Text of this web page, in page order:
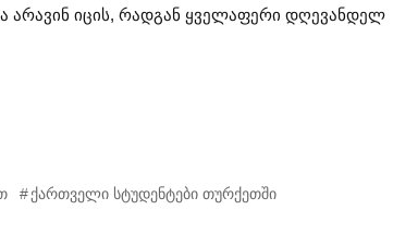
არავინ იცის, რადგან ყველაფერი დღევანდელ
ქართველი სტუდენტები თურქეთში